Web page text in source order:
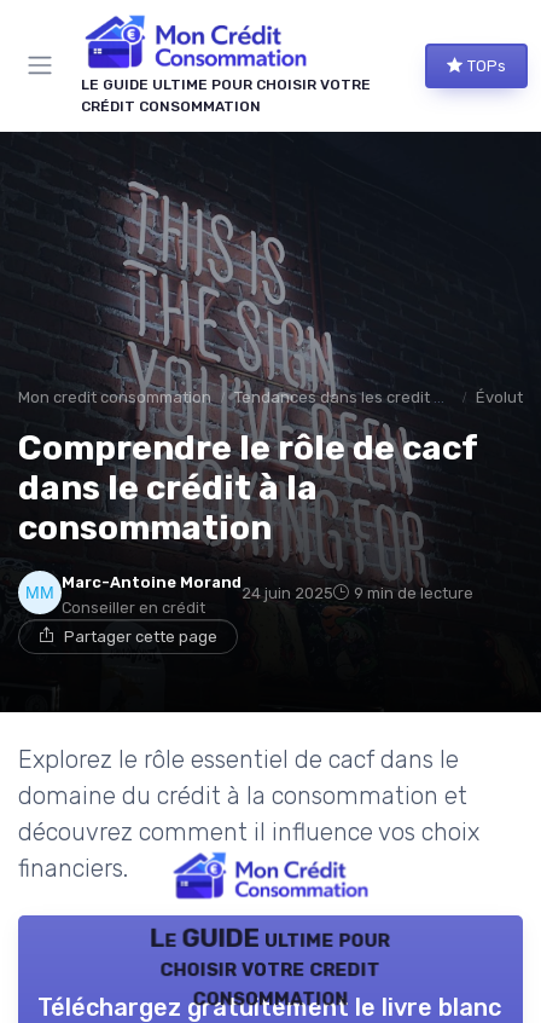
LE GUIDE ULTIME POUR CHOISIR VOTRE
CRÉDIT CONSOMMATION
TOPs
Mon credit consommation Tendances dans les credit à la consomation
Comprendre le rôle de cacf
dans le crédit à la
consommation
Marc-Antoine Morand
Conseiller en crédit
24 juin 2025 9 min de lecture
Partager cette page
Explorez le rôle essentiel de cacf dans le
domaine du crédit à la consommation et
découvrez comment il influence vos choix
financiers.
Le GUIDE ultime pour
choisir votre credit
consommation
Téléchargez gratuitement le livre blanc
Panneau de gestion des cookies